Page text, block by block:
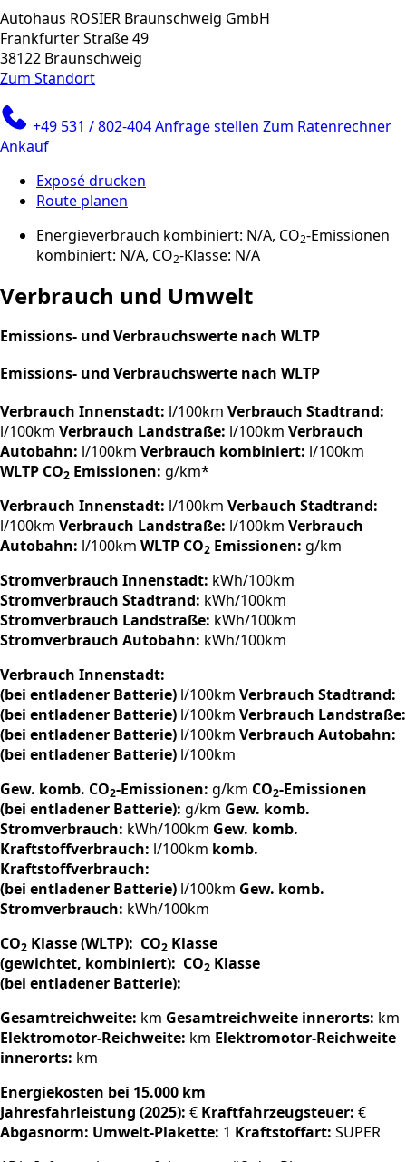
Autohaus ROSIER Braunschweig GmbH
Frankfurter Straße 49
38122 Braunschweig
Zum Standort
+49 531 / 802-404Anfrage stellen Zum Ratenrechner
Ankauf
Exposé drucken
Route planen
Energieverbrauch kombiniert: N/A, CO2-Emissionen
kombiniert: N/A, CO2-Klasse: N/A
Verbrauch und Umwelt
Emissions- und Verbrauchswerte nach WLTP
Emissions- und Verbrauchswerte nach WLTP
Verbrauch Innenstadt: l/100km Verbrauch Stadtrand:
l/100km Verbrauch Landstraße: l/100km Verbrauch
Autobahn: l/100km Verbrauch kombiniert: l/100km
WLTP CO2 Emissionen: g/km*
Verbrauch Innenstadt: l/100km Verbauch Stadtrand:
l/100km Verbrauch Landstraße: l/100km Verbrauch
Autobahn: l/100km WLTP CO2 Emissionen: g/km
Stromverbrauch Innenstadt: kWh/100km
Stromverbrauch Stadtrand: kWh/100km
Stromverbrauch Landstraße: kWh/100km
Stromverbrauch Autobahn: kWh/100km
Verbrauch Innenstadt:
(bei entladener Batterie) l/100km Verbrauch Stadtrand:
(bei entladener Batterie) l/100km Verbrauch Landstraße:
(bei entladener Batterie) l/100km Verbrauch Autobahn:
(bei entladener Batterie) l/100km
Gew. komb. CO2-Emissionen: g/km CO2-Emissionen
(bei entladener Batterie): g/km Gew. komb.
Stromverbrauch: kWh/100km Gew. komb.
Kraftstoffverbrauch: l/100km komb.
Kraftstoffverbrauch:
(bei entladener Batterie) l/100km Gew. komb.
Stromverbrauch: kWh/100km
CO2 Klasse (WLTP): CO2 Klasse
(gewichtet, kombiniert): CO2 Klasse
(bei entladener Batterie):
Gesamtreichweite: km Gesamtreichweite innerorts: km
Elektromotor-Reichweite: km Elektromotor-Reichweite
innerorts: km
Energiekosten bei 15.000 km
Jahresfahrleistung (2025): € Kraftfahrzeugsteuer: €
Abgasnorm: Umwelt-Plakette: 1 Kraftstoffart: SUPER